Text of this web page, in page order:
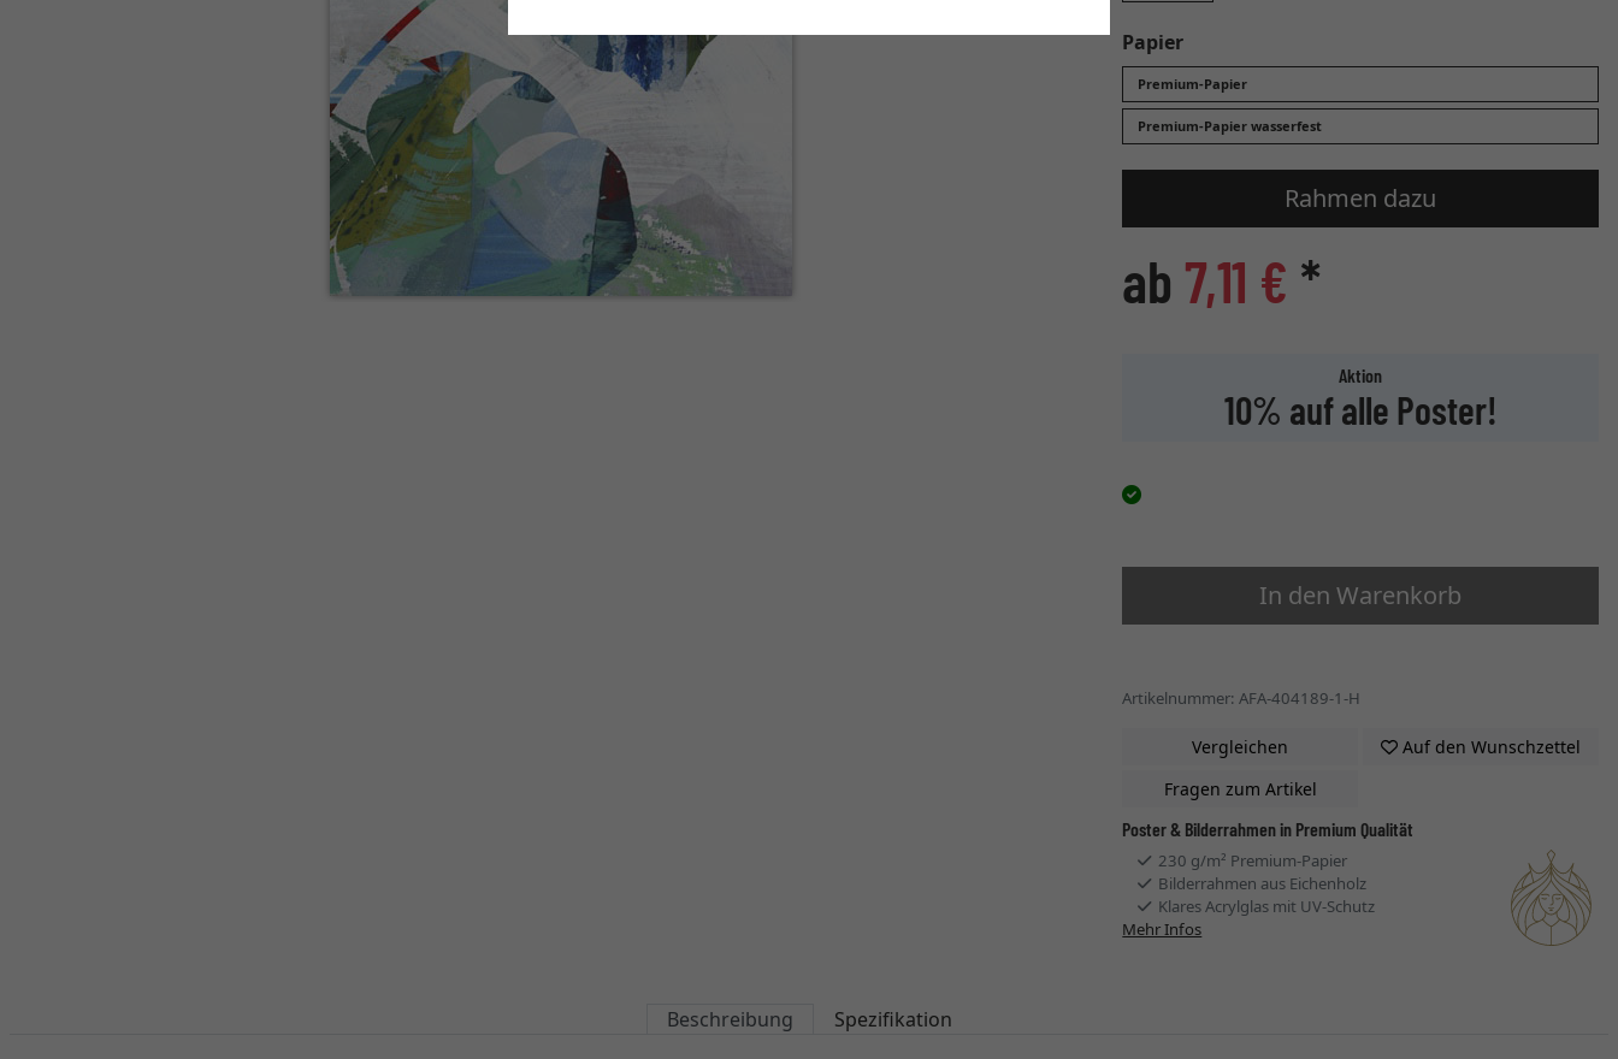
Papier
Premium-Papier
Premium-Papier wasserfest
Rahmen dazu
ab 7,11 € *
Aktion
10% auf alle Poster!
In den Warenkorb
Artikelnummer: AFA-404189-1-H
Vergleichen
Auf den Wunschzettel
Fragen zum Artikel
Poster & Bilderrahmen in Premium Qualität
230 g/m² Premium-Papier
Bilderrahmen aus Eichenholz
Klares Acrylglas mit UV-Schutz
Mehr Infos
Beschreibung Spezifikation